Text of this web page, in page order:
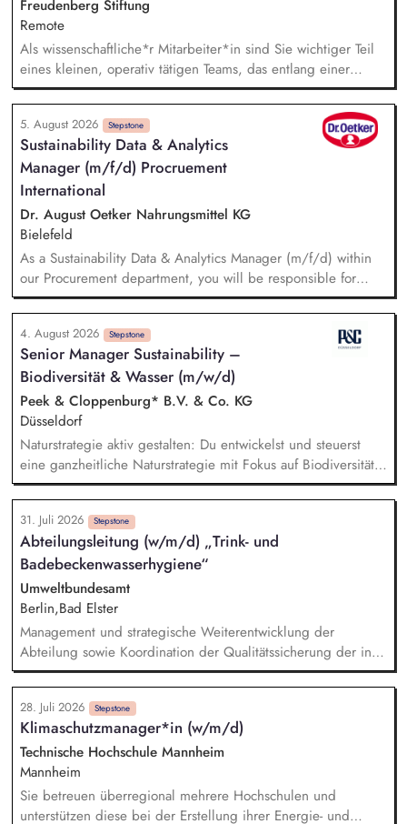
Freudenberg Stiftung
Remote
Als wissenschaftliche*r Mitarbeiter*in sind Sie wichtiger Teil
eines kleinen, operativ tätigen Teams, das entlang einer
klaren Programmatik langfristig soziale Innovation
implementiert. Sie unterstützen die Geschäftsführung bei der
Umsetzung der Stiftungsprogrammatik und entwickeln dabei
die Internationalisierungsstrategie der Stiftung weiter. Sie
übersetzen wissenschaftliche Erkenntnisse in
alltagsangebundene Handlungsansätze entlang unserer
Stiftungsprogrammatik.
5. August 2026 Stepstone
Sustainability Data & Analytics
Manager (m/f/d) Procruement
International
Dr. August Oetker Nahrungsmittel KG
Bielefeld
As a Sustainability Data & Analytics Manager (m/f/d) within
our Procurement department, you will be responsible for
managing sustainability-related data and translating
sustainability requirements into data, system, and reporting
solutions. You will be responsible for the functional
management of data across relevant IT systems and data
landscapes, including SAP MM/BW, CO₂ accounting tool,
Datasphere, Databricks, SRM, and Sedex, ensuring that
sustainability-related procurement data are structured,
consistent, and readily available for use. You will further
develop meaningful reports and KPIs to steer international
sustainability activities in Procurement, e.g. regarding legal
requirements and the implementation status of sustainability
standards across the supply chain.
4. August 2026 Stepstone
Senior Manager Sustainability –
Biodiversität & Wasser (m/w/d)
Peek & Cloppenburg* B.V. & Co. KG
Düsseldorf
Naturstrategie aktiv gestalten: Du entwickelst und steuerst
eine ganzheitliche Naturstrategie mit Fokus auf Biodiversität
und Wasser, um die Auswirkungen unserer
Unternehmensgruppe auf natürliche Ökosysteme gezielt zu
minimieren. Risiken und Chancen analysieren: Du
identifizierst sowie bewertest naturbezogene Auswirkungen,
Risiken und Abhängigkeiten entlang unserer gesamten
Wertschöpfungskette und leitest daraus wirksame Maßnahmen
ab. Ziele und KPIs steuern: Du definierst klare Ziele,
Messgrößen und Maßnahmenpläne und setzt diese in enger
Zusammenarbeit mit den relevanten Fachbereichen
erfolgreich um.
31. Juli 2026 Stepstone
Abteilungs­leitung (w/m/d) „Trink- und
Badebecken­wasserhygiene“
Umweltbundesamt
Berlin,Bad Elster
Management und strategische Weiterentwicklung der
Abteilung sowie Koordination der Qualitätssicherung der in
der Abteilung durchgeführten Aufgaben; konzeptionelle
Weiterentwicklung der Trink- und Badebeckenwasserhygiene;
d. h. Erkennen neuer Herausforderungen, vom
Forschungsbedarf über die Bewertung gesundheitlicher
Risiken und Empfehlungen für den Regelungsbedarf (z. B.
UBA-Empfehlungen, technisches Regelwerk, WHO Guidance)
28. Juli 2026 Stepstone
Klimaschutzmanager*in (w/m/d)
Technische Hochschule Mannheim
Mannheim
Sie betreuen überregional mehrere Hochschulen und
unterstützen diese bei der Erstellung ihrer Energie- und